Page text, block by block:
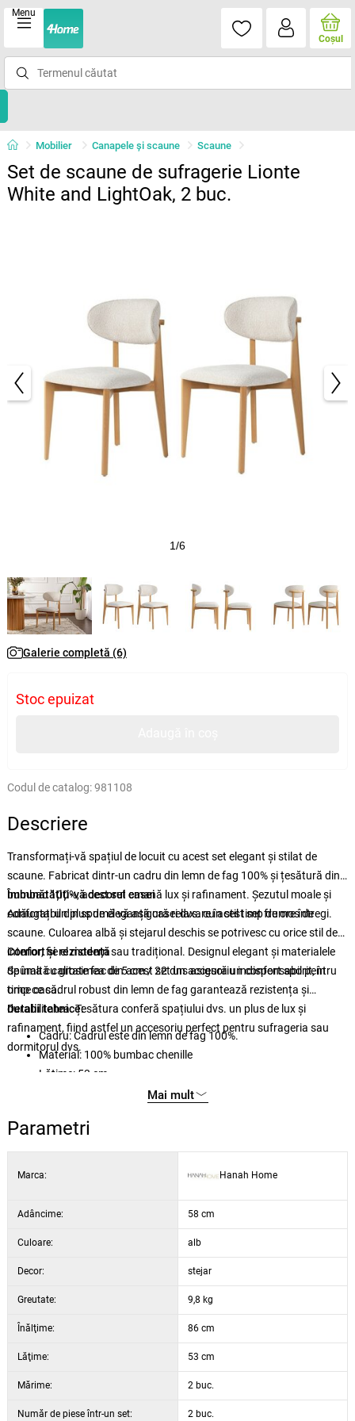
Menu
Coşul
Mobilier Canapele și scaune Scaune
Set de scaune de sufragerie Lionte
White and LightOak, 2 buc.
1/6
Galerie completă (6)
Stoc epuizat
Codul de catalog:981108
Descriere
Transformați-vă spațiul de locuit cu acest set elegant și stilat de
scaune. Fabricat dintr-un cadru din lemn de fag 100% și țesătură din
bumbac 100%, acest set emană lux și rafinament. Șezutul moale și
confortabil din spumă vă asigură relaxare în stil timp de ore întregi.
Îmbunătățiți-vă decorul casei
Adăugați un plus de eleganță casei dvs. cu acest set frumos de
scaune. Culoarea albă și stejarul deschis se potrivesc cu orice stil de
interior, fie el modern sau tradițional. Designul elegant și materialele
de înaltă calitate fac din acest set un accesoriu indispensabil pentru
orice casă.
Confort și rezistență
Spuma cu grosimea de 5 cm / 22 dns asigură un confort sporit, în
timp ce cadrul robust din lemn de fag garantează rezistența și
durabilitatea. Țesătura conferă spațiului dvs. un plus de lux și
rafinament, fiind astfel un accesoriu perfect pentru sufrageria sau
dormitorul dvs.
Detalii tehnice:
Cadru: Cadrul este din lemn de fag 100%.
Material: 100% bumbac chenille
Lățime: 53 cm
Înălțimea șezutului: 48 cm
Înălțimea picioarelor: 42,5 cm
Mai mult
Parametri
Marca: Hanah Home
Adâncime: 58 cm
Culoare: alb
Decor: stejar
Greutate: 9,8 kg
Înălţime: 86 cm
Lăţime: 53 cm
Mărime: 2 buc.
Număr de piese într-un set: 2 buc.